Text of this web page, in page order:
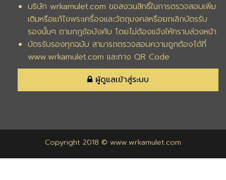
บริษัท wrkamulet.com ขอสงวนสิทธิ์ในการตรวจสอบเพิ่ม
เติมหรือแก้ไขพระเครื่องและวัตถุมงคลหรือยกเลิกบัตรรับ
รองนั้นๆ ตามกฎข้อบังคับ โดยไม่ต้องแจ้งให้ทราบล่วงหน้า
บัตรรับรองทุกฉบับ สามารถตรวจสอบความถูกต้องได้ที่
www.wrkamulet.com และทาง QR Code
ผู้ดูแลเข้าสู่ระบบ
Copyright 2018 © www.wrkamulet.com